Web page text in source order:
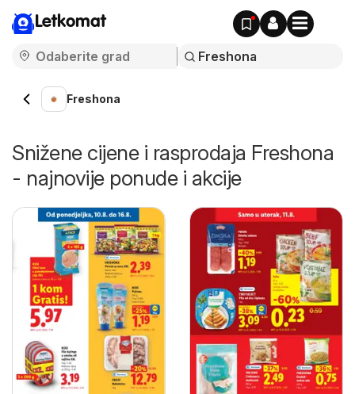
Letkomat
Freshona
Snižene cijene i rasprodaja Freshona
- najnovije ponude i akcije